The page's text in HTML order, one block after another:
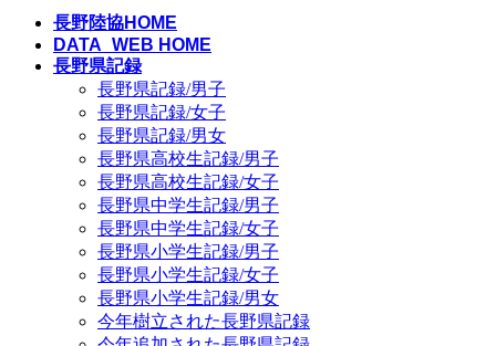
長野陸協HOME
DATA_WEB HOME
長野県記録
長野県記録/男子
長野県記録/女子
長野県記録/男女
長野県高校生記録/男子
長野県高校生記録/女子
長野県中学生記録/男子
長野県中学生記録/女子
長野県小学生記録/男子
長野県小学生記録/女子
長野県小学生記録/男女
今年樹立された長野県記録